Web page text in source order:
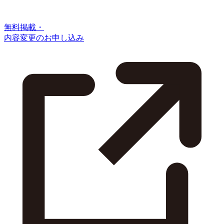
無料掲載・
内容変更のお申し込み